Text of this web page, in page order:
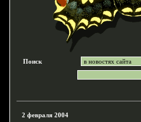
Поиск
2 февраля 2004